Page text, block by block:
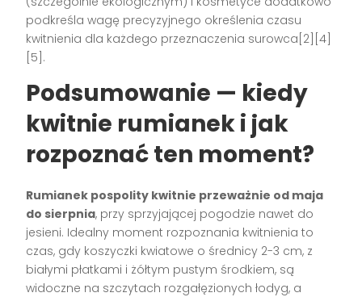
podkreśla wagę precyzyjnego określenia czasu
kwitnienia dla każdego przeznaczenia surowca[2][4]
[5].
Podsumowanie — kiedy
kwitnie rumianek i jak
rozpoznać ten moment?
Rumianek pospolity kwitnie przeważnie od maja
do sierpnia, przy sprzyjającej pogodzie nawet do
jesieni. Idealny moment rozpoznania kwitnienia to
czas, gdy koszyczki kwiatowe o średnicy 2-3 cm, z
białymi płatkami i żółtym pustym środkiem, są
widoczne na szczytach rozgałęzionych łodyg, a